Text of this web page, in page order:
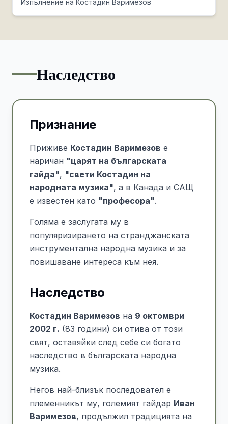
Изпълнение на Костадин Варимезов
Наследство
Признание
Приживе Костадин Варимезов е
наричан "царят на българската
гайда", "свети Костадин на
народната музика", а в Канада и САЩ
е известен като "професора".
Голяма е заслугата му в
популяризирането на странджанската
инструментална народна музика и за
повишаване интереса към нея.
Наследство
Костадин Варимезов на 9 октомври
2002 г. (83 години) си отива от този
свят, оставяйки след себе си богато
наследство в българската народна
музика.
Негов най-близък последовател е
племенникът му, големият гайдар Иван
Варимезов, продължил традицията на